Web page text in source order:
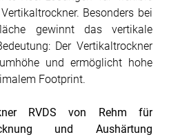
Besonders bei
gewinnt das vertikale
Der Vertikaltrockner
und ermöglicht hohe
Footprint.
RVDS von Rehm für
und Aushärtung